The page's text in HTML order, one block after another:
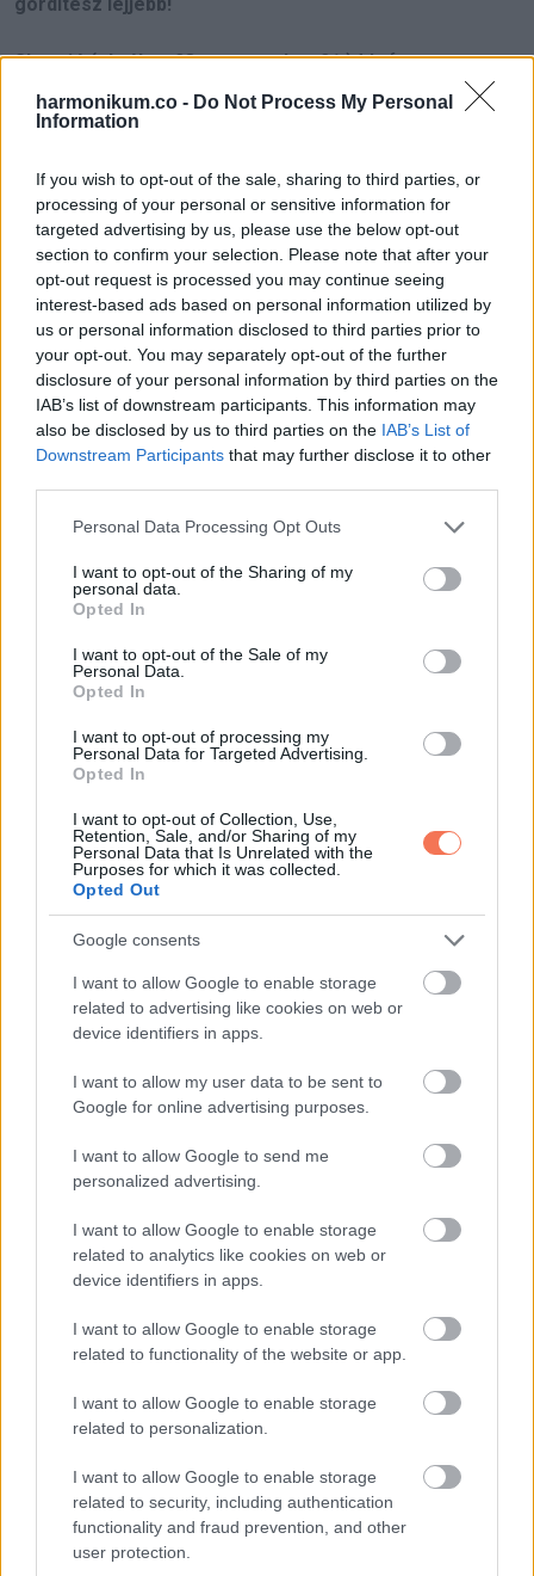
harmonikum.co - Do Not Process My Personal
Information
If you wish to opt-out of the sale, sharing to third parties, or
processing of your personal or sensitive information for
targeted advertising by us, please use the below opt-out
section to confirm your selection. Please note that after your
opt-out request is processed you may continue seeing
interest-based ads based on personal information utilized by
us or personal information disclosed to third parties prior to
your opt-out. You may separately opt-out of the further
disclosure of your personal information by third parties on the
IAB’s list of downstream participants. This information may
also be disclosed by us to third parties on the IAB’s List of
Downstream Participants that may further disclose it to other
Please note that this website/app uses one or more Google
not limited to your visit or usage behaviour. You may click to
grant or deny consent to Google and its third-party tags to
use your data for below specified purposes in below Google
consent section.
Personal Data Processing Opt Outs
I want to opt-out of the Sharing of my
personal data.
Opted In
I want to opt-out of the Sale of my
Personal Data.
Opted In
I want to opt-out of processing my
Personal Data for Targeted Advertising.
Opted In
I want to opt-out of Collection, Use,
Retention, Sale, and/or Sharing of my
Personal Data that Is Unrelated with the
Purposes for which it was collected.
Opted Out
Google consents
I want to allow Google to enable storage
related to advertising like cookies on web or
device identifiers in apps.
I want to allow my user data to be sent to
Google for online advertising purposes.
I want to allow Google to send me
personalized advertising.
I want to allow Google to enable storage
related to analytics like cookies on web or
device identifiers in apps.
I want to allow Google to enable storage
related to functionality of the website or app.
I want to allow Google to enable storage
related to personalization.
I want to allow Google to enable storage
related to security, including authentication
functionality and fraud prevention, and other
user protection.
Skorpió (október 23. – november 21.):Ma fontos
döntéseket kell hoznod, különösen anyagi területeken.
Lehet, hogy egy új pénzügyi lehetőség adódik, amely
figyelj oda, ne vállalj túl sokat egyszerre. A romantikus
kapcsolatok terén ma különösen érzékeny leszel, és mély
érzelmi pillanatokra számíthatsz. A munkahelyeden sikeres
nap vár rád, ha ki mered mondani, amit gondolsz.
Pénzügyeid terén javulás várható, különösen, ha okosan
fekteted be a pénzed. A baráti körödben új kapcsolatok
alakulhatnak ki, amelyek hosszú távon is fontosak lehetnek.
Légy türelmes és ne hagyd, hogy az apró problémák
kizökkentsenek. Az intuíciód ma különösen erős lesz,
hallgass rá, és hozd meg a fontos döntéseket.Hét év
szerencse vár, ha kedvelés és a „sok szerencsét”
beírása után gördítesz lejjebb!
Nyilas (november 22. – december 21.):
lehetőségeid nyílnak pénzügyi téren, lehet, hogy egy váratlan
pénzforrásra találsz. Az egészséged stabil, de nem árt, ha
munkahelyeden most különösen kreatív lehetsz, ami új
lehetőségeket hozhat számodra. Romantikus
kapcsolataidban ma szenvedélyes pillanatokra számíthatsz,
de fontos, hogy odafigyelj a partnered igényeire is.
Pénzügyileg ma egy jelentős döntést kell hoznod, ami
hosszú távon meghatározza a jövődet. A barátaiddal való
kapcsolatod is erősödhet, ha több időt szánsz rájuk. Légy
nyitott az új tapasztalatokra, mert ezek segítenek fejlődni. A
személyes fejlődésed ma különösen előtérbe kerülhet, ha
kedvelés és a „sok szerencsét” beírása után gördítesz
Bak (december 22. – január 19.):
szemmel járni. Az egészségedre ma különösen figyelj,
különösen az emésztésedre. A munkahelyeden ma
eredményes napra számíthatsz, és talán egy régóta várt
elismerést is megkaphatsz. Romantikus kapcsolataidban a
A pénzügyek terén érdemes most hosszú távra tervezni,
való kapcsolatod is pozitívan alakul, talán egy régi
ismerőssel is találkozol. Ha ma új projektbe vágnál bele, a
csillagok támogatnak téged. Az intuíciód ma különösen erős